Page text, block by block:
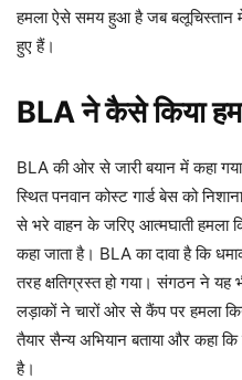
हमला ऐसे समय हुआ है जब बलूचिस्तान में
हुए हैं।
BLA ने कैसे किया
BLA की ओर से जारी बयान में कहा
स्थित पनवान कोस्ट गार्ड बेस को
से भरे वाहन के जरिए आत्मघाती हमला
कहा जाता है। BLA का दावा है कि
तरह क्षतिग्रस्त हो गया। संगठन ने
लड़ाकों ने चारों ओर से कैंप पर हमला
तैयार सैन्य अभियान बताया और कहा
है।